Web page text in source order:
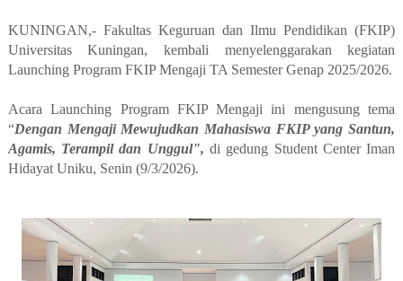
KUNINGAN,- Fakultas Keguruan dan Ilmu Pendidikan (FKIP)
Universitas Kuningan, kembali menyelenggarakan kegiatan
Launching Program FKIP Mengaji TA Semester Genap 2025/2026.
Acara Launching Program FKIP Mengaji ini mengusung tema
“Dengan Mengaji Mewujudkan Mahasiswa FKIP yang Santun,
Agamis, Terampil dan Unggul", di gedung Student Center Iman
Hidayat Uniku, Senin (9/3/2026).